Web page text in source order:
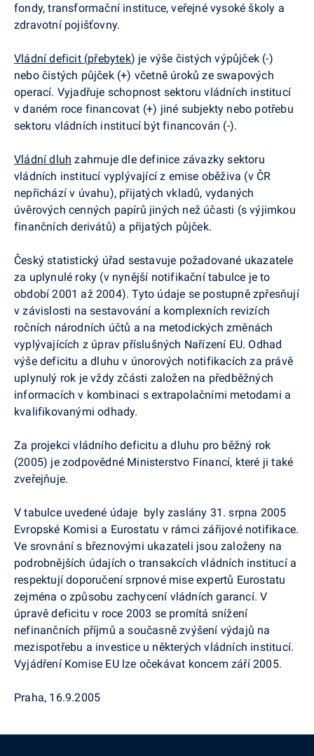
fondy, transformační instituce, veřejné vysoké školy a
zdravotní pojišťovny.
Vládní deficit (přebytek) je výše čistých výpůjček (-)
nebo čistých půjček (+) včetně úroků ze swapových
operací. Vyjadřuje schopnost sektoru vládních institucí
v daném roce financovat (+) jiné subjekty nebo potřebu
sektoru vládních institucí být financován (-).
Vládní dluh zahrnuje dle definice závazky sektoru
vládních institucí vyplývající z emise oběživa (v ČR
nepřichází v úvahu), přijatých vkladů, vydaných
úvěrových cenných papírů jiných než účasti (s výjimkou
finančních derivátů) a přijatých půjček.
Český statistický úřad sestavuje požadované ukazatele
za uplynulé roky (v nynější notifikační tabulce je to
období 2001 až 2004). Tyto údaje se postupně zpřesňují
v závislosti na sestavování a komplexních revizích
ročních národních účtů a na metodických změnách
vyplývajících z úprav příslušných Nařízení EU. Odhad
výše deficitu a dluhu v únorových notifikacích za právě
uplynulý rok je vždy zčásti založen na předběžných
informacích v kombinaci s extrapolačními metodami a
kvalifikovanými odhady.
Za projekci vládního deficitu a dluhu pro běžný rok
(2005) je zodpovědné Ministerstvo Financí, které ji také
zveřejňuje.
V tabulce uvedené údaje byly zaslány 31. srpna 2005
Evropské Komisi a Eurostatu v rámci zářijové notifikace.
Ve srovnání s březnovými ukazateli jsou založeny na
podrobnějších údajích o transakcích vládních institucí a
respektují doporučení srpnové mise expertů Eurostatu
zejména o způsobu zachycení vládních garancí. V
úpravě deficitu v roce 2003 se promítá snížení
nefinančních příjmů a současně zvýšení výdajů na
mezispotřebu a investice u některých vládních institucí.
Vyjádření Komise EU lze očekávat koncem září 2005.
Praha, 16.9.2005